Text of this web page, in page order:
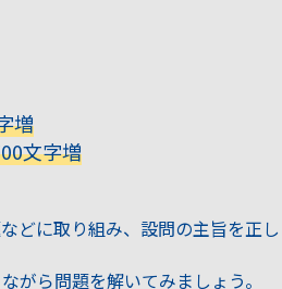
増
文字増
どに取り組み、設問の主旨を正
がら問題を解いてみましょう。